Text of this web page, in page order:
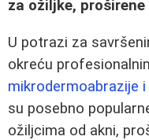
za ožiljke,
U potrazi za
okreću
mikrodermoabrazije
su posebno
ožiljcima od akni,